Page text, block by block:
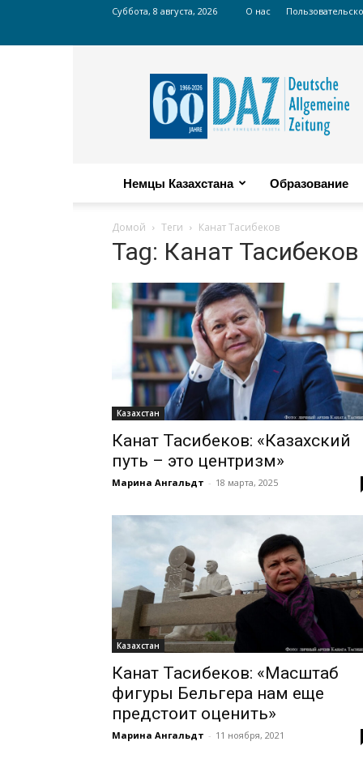
Суббота, 8 августа, 2026 О нас
Russian
DAZ
Немцы Казахстана Образование
Домой Теги Канат Тасибеков
Tag: Канат Тасибеков
Казахстан
Канат Тасибеков: «Казахский
путь – это центризм»
Марина Ангальдт - 18 марта, 2025
Казахстан
Канат Тасибеков: «Масштаб
фигуры Бельгера нам еще
предстоит оценить»
Марина Ангальдт - 11 ноября, 2021